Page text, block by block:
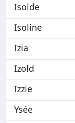
Isolde
Isoline
Izia
Izold
Izzie
Ysée